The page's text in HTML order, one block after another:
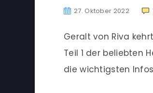
27. Oktober 2022
Geralt von Riva
Teil 1 der beliebten
die wichtigsten